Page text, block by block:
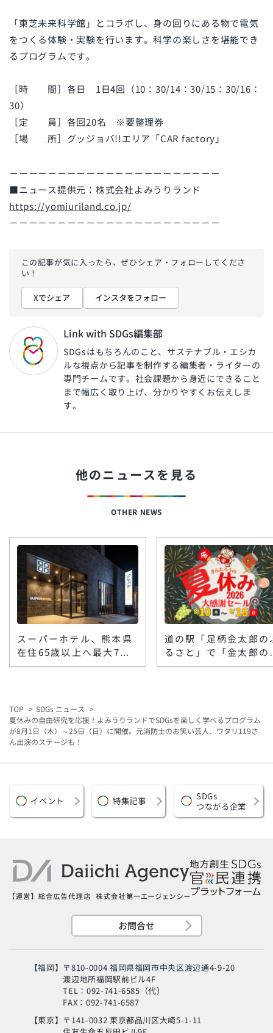
「東芝未来科学館」とコラボし、身の回りにある物で電気
をつくる体験・実験を行います。科学の楽しさを堪能でき
るプログラムです。
［時 間］各日 1日4回（10：30/14：30/15：30/16：
30）
［定 員］各回20名 ※要整理券
［場 所］グッジョバ!!エリア「CAR factory」
－－－－－－－－－－－－－－－－－－－－－－
■ニュース提供元：株式会社よみうりランド
https://yomiuriland.co.jp/
－－－－－－－－－－－－－－－－－－－－－－
この記事が気に入ったら、ぜひシェア・フォローしてくださ
い！
Xでシェア インスタをフォロー
Link with SDGs編集部
SDGsはもちろんのこと、サステナブル・エシカ
ルな視点から記事を制作する編集者・ライターの
専門チームです。社会課題から身近にできること
まで幅広く取り上げ、分かりやすくお伝えしま
す。
他のニュースを見る
OTHER NEWS
スーパーホテル、熊本県
在住65歳以上へ最大7泊
の無料宿泊支援 令和8
道の駅「足柄金太郎の
るさと」で「金太郎の
休み」大感謝セール、
TOP
SDGs ニュース
夏休みの自由研究を応援！よみうりランドでSDGsを楽しく学べるプログラム
が8月1日（木）～25日（日）に開催。元消防士のお笑い芸人、ワタリ119さ
ん出演のステージも！
イベント 特集記事
SDGs
つながる企業
お問合せ
【福岡】 〒810-0004 福岡県福岡市中央区渡辺通4-9-20
渡辺地所福岡駅前ビル4F
TEL：092-741-6585（代）
FAX：092-741-6587
【東京】 〒141-0032 東京都品川区大崎5-1-11